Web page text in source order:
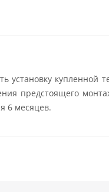
установку купленной
предстоящего
6 месяцев.